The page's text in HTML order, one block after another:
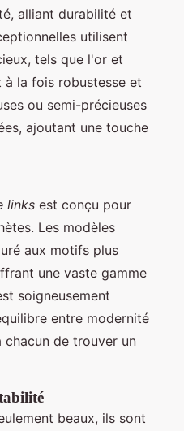
alliant durabilité et
utilisent
tels que l'or et
à la fois robustesse et
ou semi-précieuses
ajoutant une touche
links est conçu pour
Les modèles
aux motifs plus
une vaste gamme
soigneusement
entre modernité
de trouver un
beaux, ils sont